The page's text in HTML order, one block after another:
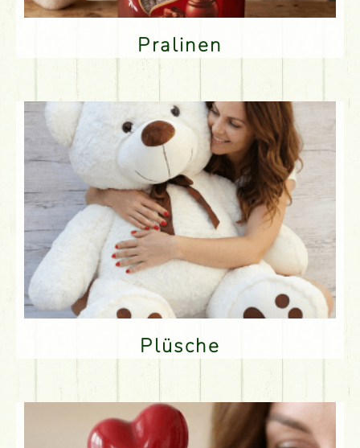
Pralinen
Plüsche